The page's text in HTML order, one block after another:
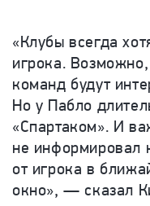
«Клубы всегда
игрока.
команд будут
Но у Пабло
«Спартаком». И
не информировал
от игрока в
окно», — сказал